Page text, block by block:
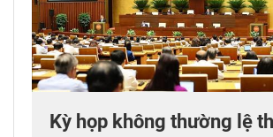
Kỳ họp không thường lệ